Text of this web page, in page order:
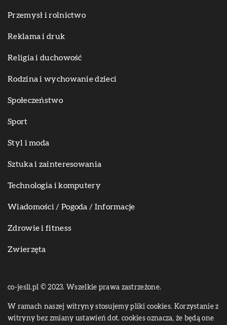
Przemysł i rolnictwo
Reklama i druk
Religia i duchowość
Rodzina i wychowanie dzieci
Społeczeństwo
Sport
Styl i moda
Sztuka i zainteresowania
Technologia i komputery
Wiadomości / Pogoda / Informacje
Zdrowie i fitness
Zwierzęta
co-jesli.pl © 2023. Wszelkie prawa zastrzeżone.
W ramach naszej witryny stosujemy pliki cookies. Korzystanie z
witryny bez zmiany ustawień dot. cookies oznacza, że będą one